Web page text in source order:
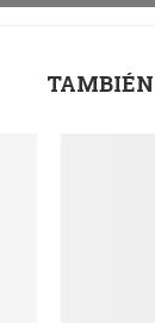
TAMBIÉN